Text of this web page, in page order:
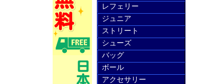
レフェリー
ジュニア
ストリート
シューズ
バッグ
ボール
アクセサリー